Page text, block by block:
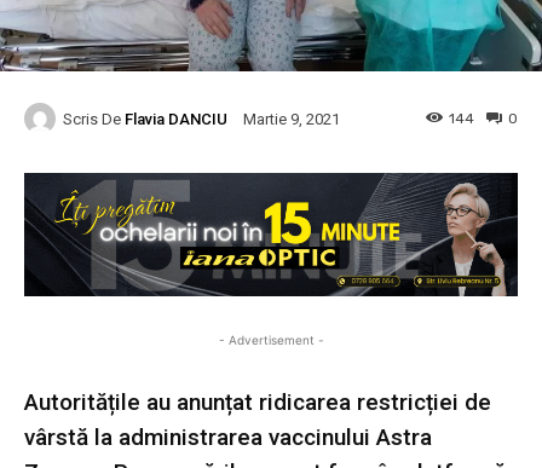
Scris De Flavia DANCIU Martie 9, 2021 0
144
- Advertisement -
Autoritățile au anunțat ridicarea restricției de
vârstă la administrarea vaccinului Astra